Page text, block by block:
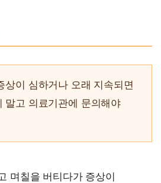
상이 심하거나 오래 지속되면
말고 의료기관에 문의해야
며칠을 버티다가 증상이